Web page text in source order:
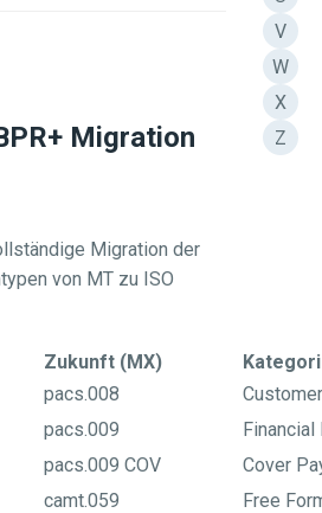
Migration
Migration der
von MT zu ISO
Zukunft (MX)
pacs.008
pacs.009
pacs.009 COV
Cover
camt.059
Free
V
W
X
Z